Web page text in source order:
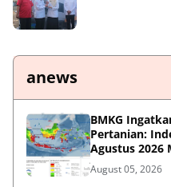
anews
BMKG
Pertanian:
Agustus 2026
August 05, 2026